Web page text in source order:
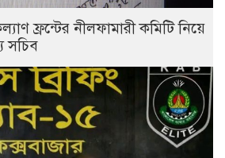
ফ্রন্টের নীলফামারী কমিটি নিয়ে
সচিব